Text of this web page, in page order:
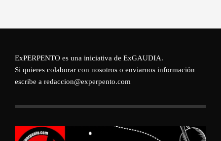
ExPERPENTO es una iniciativa de ExGAUDIA.
Si quieres colaborar con nosotros o enviarnos información
escribe a redaccion@experpento.com